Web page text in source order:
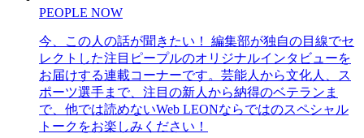
PEOPLE NOW
今、この人の話が聞きたい！ 編集部が独自の目線でセ
レクトした注目ピープルのオリジナルインタビューを
お届けする連載コーナーです。芸能人から文化人、ス
ポーツ選手まで、注目の新人から納得のベテランま
で、他では読めないWeb LEONならではのスペシャル
トークをお楽しみください！